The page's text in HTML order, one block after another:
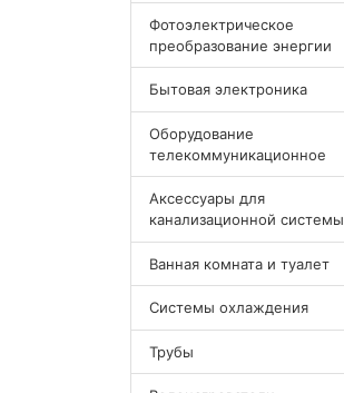
Фотоэлектрическое
преобразование энергии
Бытовая электроника
Оборудование
телекоммуникационное
Аксессуары для
канализационной системы
Ванная комната и туалет
Системы охлаждения
Трубы